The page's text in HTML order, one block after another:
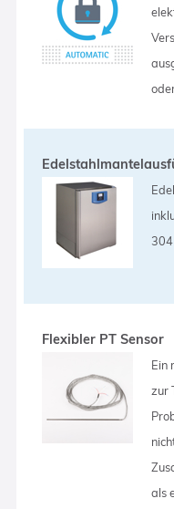
304
Flexibler PT Sensor
Ein
zur
als